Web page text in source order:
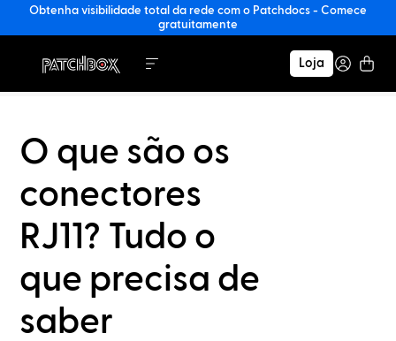
Obtenha visibilidade total da rede com o Patchdocs - Comece
gratuitamente
Loja
O que são os
conectores
RJ11? Tudo o
que precisa de
saber